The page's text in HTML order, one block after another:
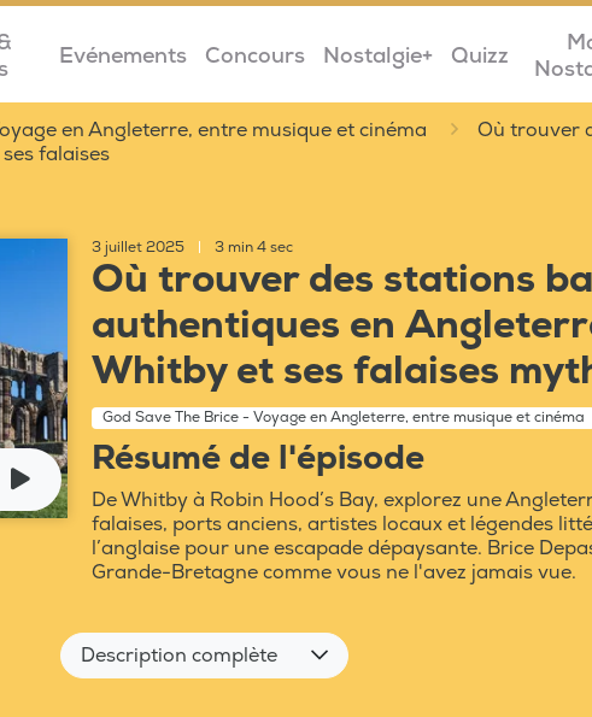
Evénements Concours Nostalgie+ Quizz
en Angleterre, entre musique et cinéma
Où trouver
falaises
3 juillet 2025 3 min 4 sec
Où trouver des stations
authentiques en
Whitby et ses falaises
God Save The Brice - Voyage en Angleterre, entre musique et cinéma
Résumé de l'épisode
De Whitby à Robin Hood’s Bay, explorez une
falaises, ports anciens, artistes locaux et légendes
l’anglaise pour une escapade dépaysante. Brice
Grande-Bretagne comme vous ne l'avez jamais vue.
Description complète